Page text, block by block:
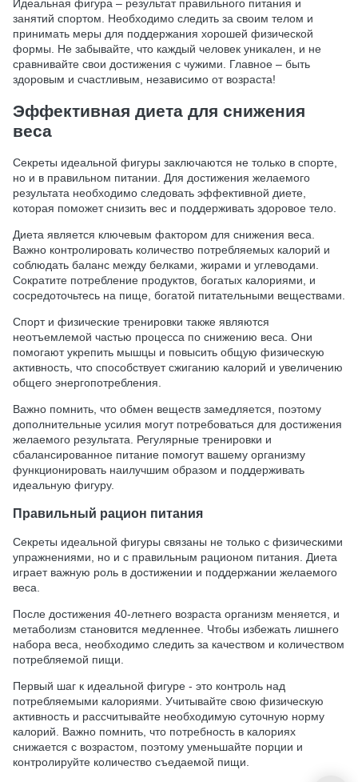
Идеальная фигура – результат правильного питания и
занятий спортом. Необходимо следить за своим телом и
принимать меры для поддержания хорошей физической
формы. Не забывайте, что каждый человек уникален, и не
сравнивайте свои достижения с чужими. Главное – быть
здоровым и счастливым, независимо от возраста!
Эффективная диета для снижения
веса
Секреты идеальной фигуры заключаются не только в спорте,
но и в правильном питании. Для достижения желаемого
результата необходимо следовать эффективной диете,
которая поможет снизить вес и поддерживать здоровое тело.
Диета является ключевым фактором для снижения веса.
Важно контролировать количество потребляемых калорий и
соблюдать баланс между белками, жирами и углеводами.
Сократите потребление продуктов, богатых калориями, и
сосредоточьтесь на пище, богатой питательными веществами.
Спорт и физические тренировки также являются
неотъемлемой частью процесса по снижению веса. Они
помогают укрепить мышцы и повысить общую физическую
активность, что способствует сжиганию калорий и увеличению
общего энергопотребления.
Важно помнить, что обмен веществ замедляется, поэтому
дополнительные усилия могут потребоваться для достижения
желаемого результата. Регулярные тренировки и
сбалансированное питание помогут вашему организму
функционировать наилучшим образом и поддерживать
идеальную фигуру.
Правильный рацион питания
Секреты идеальной фигуры связаны не только с физическими
упражнениями, но и с правильным рационом питания. Диета
играет важную роль в достижении и поддержании желаемого
веса.
После достижения 40-летнего возраста организм меняется, и
метаболизм становится медленнее. Чтобы избежать лишнего
набора веса, необходимо следить за качеством и количеством
потребляемой пищи.
Первый шаг к идеальной фигуре - это контроль над
потребляемыми калориями. Учитывайте свою физическую
активность и рассчитывайте необходимую суточную норму
калорий. Важно помнить, что потребность в калориях
снижается с возрастом, поэтому уменьшайте порции и
контролируйте количество съедаемой пищи.